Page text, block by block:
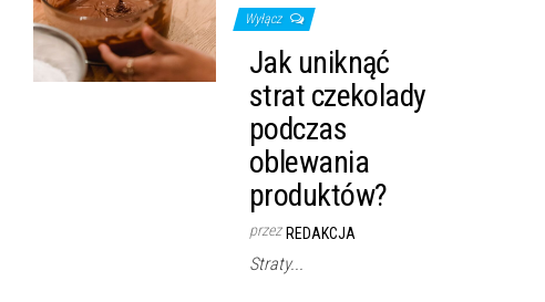
Wyłącz
Jak uniknąć
strat czekolady
podczas
oblewania
produktów?
przez REDAKCJA
Straty...